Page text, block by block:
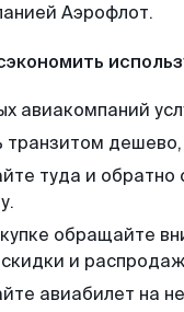
Аэрофлот.
авиакомпаний
транзитом дешево,
туда и обратно
обращайте
и
авиабилет на